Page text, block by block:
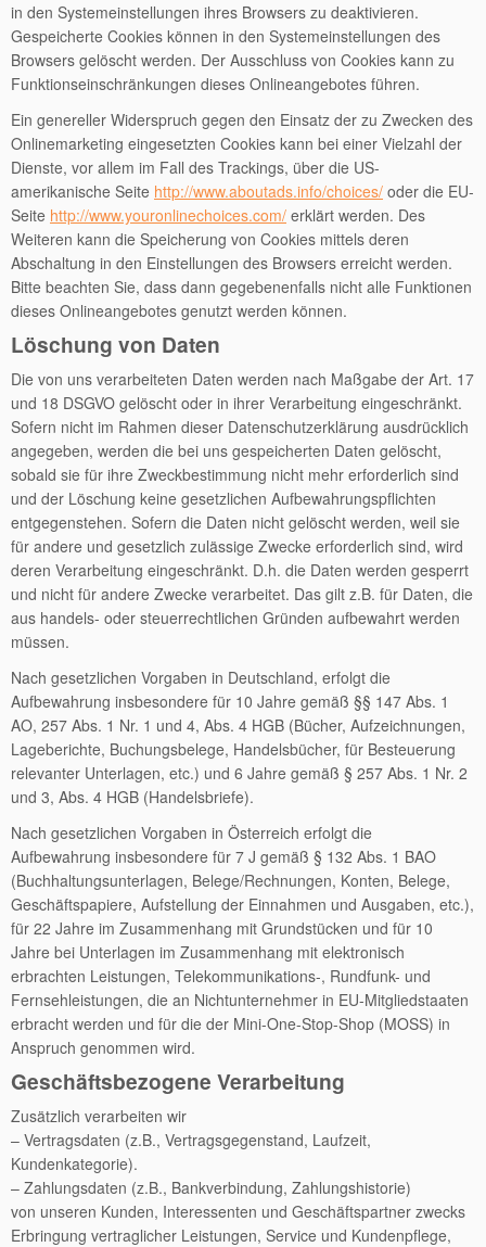
in den Systemeinstellungen ihres Browsers zu deaktivieren.
Gespeicherte Cookies können in den Systemeinstellungen des
Browsers gelöscht werden. Der Ausschluss von Cookies kann zu
Funktionseinschränkungen dieses Onlineangebotes führen.
Ein genereller Widerspruch gegen den Einsatz der zu Zwecken des
Onlinemarketing eingesetzten Cookies kann bei einer Vielzahl der
Dienste, vor allem im Fall des Trackings, über die US-
amerikanische Seite http://www.aboutads.info/choices/ oder die EU-
Seite http://www.youronlinechoices.com/ erklärt werden. Des
Weiteren kann die Speicherung von Cookies mittels deren
Abschaltung in den Einstellungen des Browsers erreicht werden.
Bitte beachten Sie, dass dann gegebenenfalls nicht alle Funktionen
dieses Onlineangebotes genutzt werden können.
Löschung von Daten
Die von uns verarbeiteten Daten werden nach Maßgabe der Art. 17
und 18 DSGVO gelöscht oder in ihrer Verarbeitung eingeschränkt.
Sofern nicht im Rahmen dieser Datenschutzerklärung ausdrücklich
angegeben, werden die bei uns gespeicherten Daten gelöscht,
sobald sie für ihre Zweckbestimmung nicht mehr erforderlich sind
und der Löschung keine gesetzlichen Aufbewahrungspflichten
entgegenstehen. Sofern die Daten nicht gelöscht werden, weil sie
für andere und gesetzlich zulässige Zwecke erforderlich sind, wird
deren Verarbeitung eingeschränkt. D.h. die Daten werden gesperrt
und nicht für andere Zwecke verarbeitet. Das gilt z.B. für Daten, die
aus handels- oder steuerrechtlichen Gründen aufbewahrt werden
müssen.
Nach gesetzlichen Vorgaben in Deutschland, erfolgt die
Aufbewahrung insbesondere für 10 Jahre gemäß §§ 147 Abs. 1
AO, 257 Abs. 1 Nr. 1 und 4, Abs. 4 HGB (Bücher, Aufzeichnungen,
Lageberichte, Buchungsbelege, Handelsbücher, für Besteuerung
relevanter Unterlagen, etc.) und 6 Jahre gemäß § 257 Abs. 1 Nr. 2
und 3, Abs. 4 HGB (Handelsbriefe).
Nach gesetzlichen Vorgaben in Österreich erfolgt die
Aufbewahrung insbesondere für 7 J gemäß § 132 Abs. 1 BAO
(Buchhaltungsunterlagen, Belege/Rechnungen, Konten, Belege,
Geschäftspapiere, Aufstellung der Einnahmen und Ausgaben, etc.),
für 22 Jahre im Zusammenhang mit Grundstücken und für 10
Jahre bei Unterlagen im Zusammenhang mit elektronisch
erbrachten Leistungen, Telekommunikations-, Rundfunk- und
Fernsehleistungen, die an Nichtunternehmer in EU-Mitgliedstaaten
erbracht werden und für die der Mini-One-Stop-Shop (MOSS) in
Anspruch genommen wird.
Geschäftsbezogene Verarbeitung
Zusätzlich verarbeiten wir
– Vertragsdaten (z.B., Vertragsgegenstand, Laufzeit,
Kundenkategorie).
– Zahlungsdaten (z.B., Bankverbindung, Zahlungshistorie)
von unseren Kunden, Interessenten und Geschäftspartner zwecks
Erbringung vertraglicher Leistungen, Service und Kundenpflege,